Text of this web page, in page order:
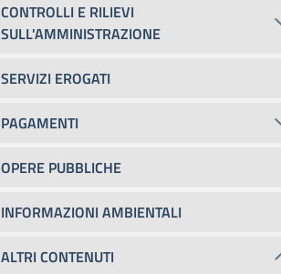
CONTROLLI E RILIEVI
SULL'AMMINISTRAZIONE
SERVIZI EROGATI
PAGAMENTI
OPERE PUBBLICHE
INFORMAZIONI AMBIENTALI
ALTRI CONTENUTI